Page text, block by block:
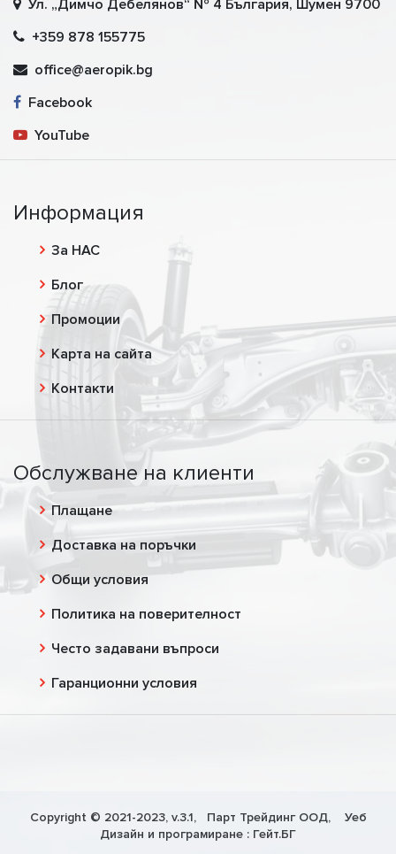
Ул. „Димчо Дебелянов“ № 4 България, Шумен 9700
+359 878 155775
office@aeropik.bg
Facebook
YouTube
Информация
За НАС
Блог
Промоции
Карта на сайта
Контакти
Обслужване на клиенти
Плащане
Доставка на поръчки
Общи условия
Политика на поверителност
Често задавани въпроси
Гаранционни условия
Copyright © 2021-2023, v.3.1, Парт Трейдинг ООД, Уеб
Дизайн и програмиране : Гейт.БГ